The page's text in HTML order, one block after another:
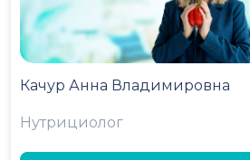
Качур Анна Владимировна
Нутрициолог